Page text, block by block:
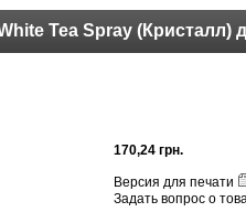
Tea Spray (Кристалл)
170,24 грн.
Версия для печати
Задать вопрос о